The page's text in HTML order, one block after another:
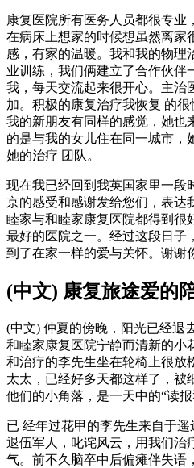
康复医院所有医务人员都很专业
在病床上想家的时候想虽然离家
感，有家的温暖。我和我的物理
业训练，我们俩建立了合作伙伴
我，每天交流起来很开心。主治
加。积极的康复治疗我恢复 的
我的新朋友有同样的感觉，她也
的是与我的女儿住在同一城市，
她的治疗 团队。
现在我已经回到我英国家里一段
京的感受和感谢发给您们，表达
睦家与和睦家康复医院都得到很
最好的医院之一。经过这段日子
到了在家一样的爱与关怀。谢谢
(中文) 康复旅途爱的
(中文) 仲夏的傍晚，阳光已经退
和睦家康复医院宁静而清新的小
和治疗的李先生坐在轮椅上很放
太太，已经好多天都这样了，被
他们的小角落，是一天中的“读报
已 经年过花甲的李先生来自于
退伍军人，叱诧风云，用我们治
气。前不久脑卒中后偏瘫伴失语